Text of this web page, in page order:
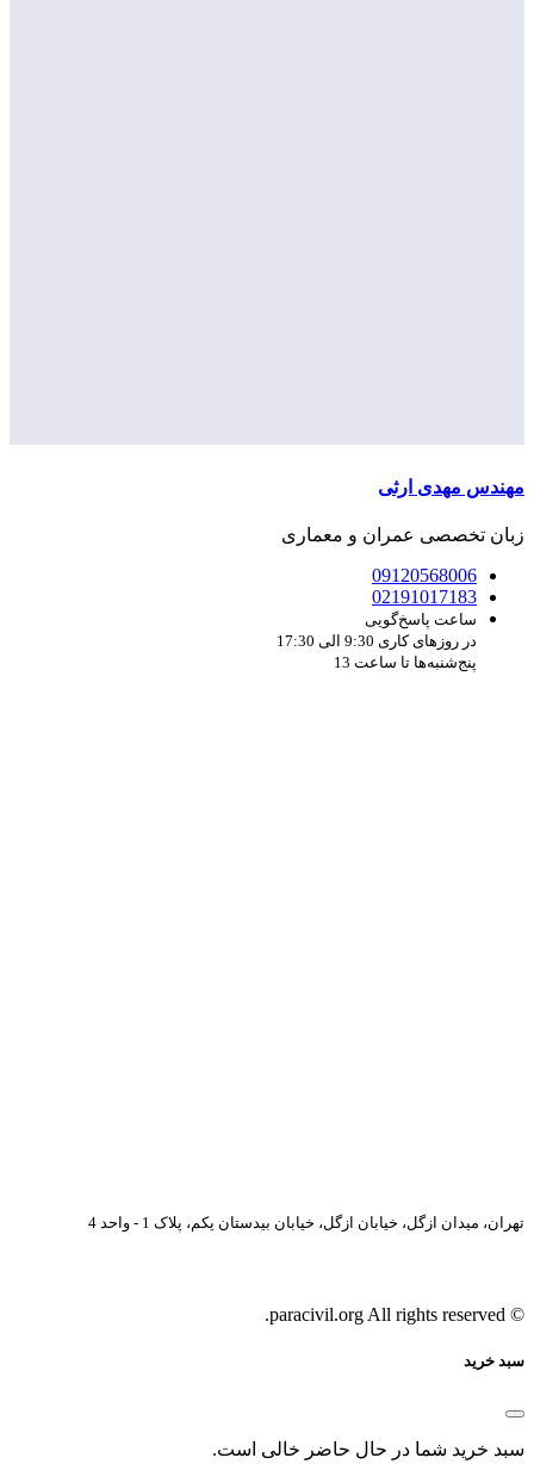
مهندس مهدی ارثی
زبان تخصصی عمران و معماری
09120568006
02191017183
ساعت پاسخ‌گویی
در روزهای کاری 9:30 الی 17:30
پنج‌شنبه‌ها تا ساعت 13
تهران، میدان ازگل، خیابان ازگل، خیابان بیدستان یکم، پلاک 1 - واحد 4
© paracivil.org All rights reserved.
سبد خرید
سبد خرید شما در حال حاضر خالی است.